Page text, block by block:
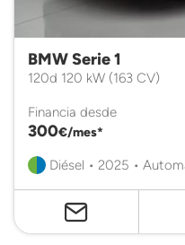
BMW Serie 1
120d 120 kW (163 CV)
Financia desde
300€/mes*
Diésel • 2025 •